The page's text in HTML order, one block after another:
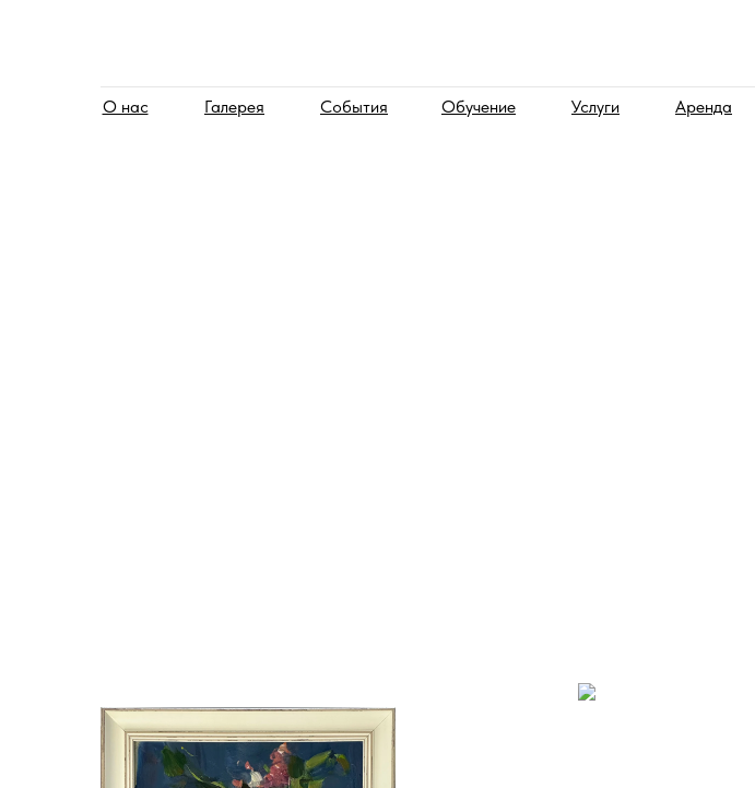
О нас События
Галерея Обучение Услуги Аренда